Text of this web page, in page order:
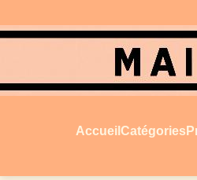
Accueil Catégories